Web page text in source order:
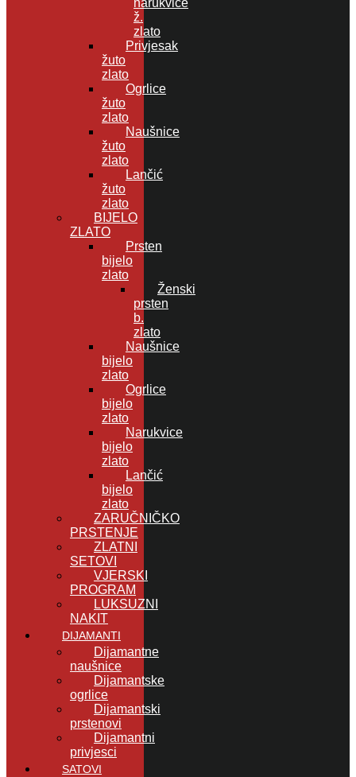
ž.
zlato
Privjesak
žuto
zlato
Ogrlice
žuto
zlato
Naušnice
žuto
zlato
Lančić
žuto
zlato
BIJELO
ZLATO
Prsten
bijelo
zlato
Ženski
prsten
b.
zlato
Naušnice
bijelo
zlato
Ogrlice
bijelo
zlato
Narukvice
bijelo
zlato
Lančić
bijelo
zlato
ZARUČNIČKO
PRSTENJE
ZLATNI
SETOVI
VJERSKI
PROGRAM
LUKSUZNI
NAKIT
DIJAMANTI
Dijamantne
naušnice
Dijamantske
ogrlice
Dijamantski
prstenovi
Dijamantni
privjesci
SATOVI